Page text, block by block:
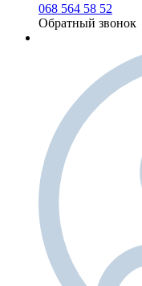
068 564 58 52
Обратный звонок